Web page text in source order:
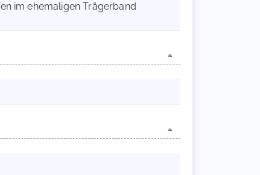
im ehemaligen Trägerband